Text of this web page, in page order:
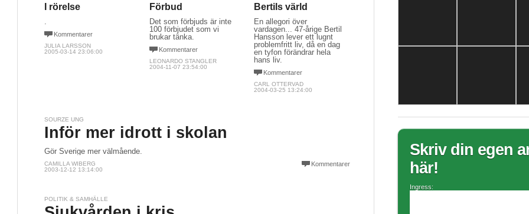
I rörelse
.
Kommentarer
JULIA LARSSON
2005-03-14 23:06:00
Förbud
Det som förbjuds är inte
100 förbjudet som vi
brukar tänka.
Kommentarer
LEONARDO STANGLER
2004-11-07 23:54:00
Bertils värld
En allegori över
vardagen... 47-årige Bertil
Hansson lever ett lugnt
problemfritt liv, då en dag
en tyfon förändrar hela
hans liv.
Kommentarer
CARL OTTERVAD
2004-03-25 13:24:00
SOURZE UNG
Inför mer idrott i skolan
Gör Sverige mer välmående.
Kommentarer
CAMILLA WIBERG
2003-12-12 13:14:00
POLITIK & SAMHÄLLE
Skriv din egen
här!
Ingress: